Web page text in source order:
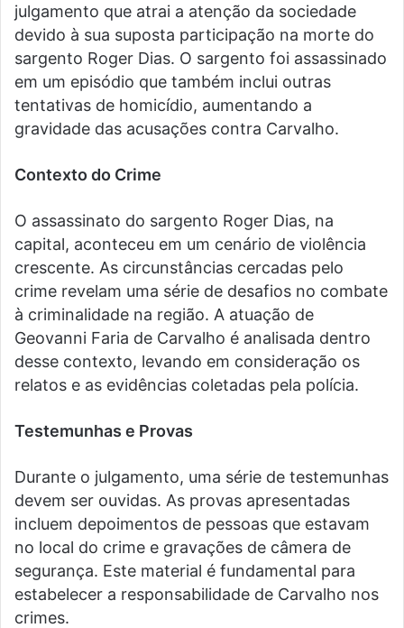
julgamento que atrai a atenção da sociedade
devido à sua suposta participação na morte do
sargento Roger Dias. O sargento foi assassinado
em um episódio que também inclui outras
tentativas de homicídio, aumentando a
gravidade das acusações contra Carvalho.
Contexto do Crime
O assassinato do sargento Roger Dias, na
capital, aconteceu em um cenário de violência
crescente. As circunstâncias cercadas pelo
crime revelam uma série de desafios no combate
à criminalidade na região. A atuação de
Geovanni Faria de Carvalho é analisada dentro
desse contexto, levando em consideração os
relatos e as evidências coletadas pela polícia.
Testemunhas e Provas
Durante o julgamento, uma série de testemunhas
devem ser ouvidas. As provas apresentadas
incluem depoimentos de pessoas que estavam
no local do crime e gravações de câmera de
segurança. Este material é fundamental para
estabelecer a responsabilidade de Carvalho nos
crimes.